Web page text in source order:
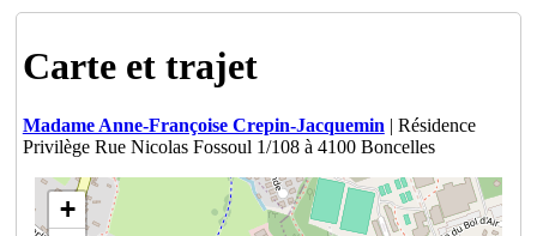
Carte et trajet
Madame Anne-Françoise Crepin-Jacquemin | Résidence
Privilège Rue Nicolas Fossoul 1/108 à 4100 Boncelles
+